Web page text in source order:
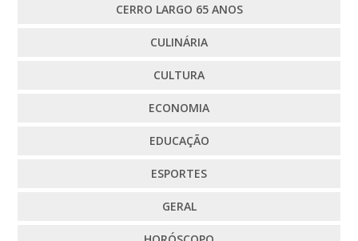
CERRO LARGO 65 ANOS
CULINÁRIA
CULTURA
ECONOMIA
EDUCAÇÃO
ESPORTES
GERAL